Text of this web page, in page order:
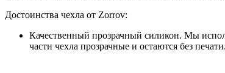
Достоинства чехла от Zorrov:
Качественный прозрачный силикон. Мы
части чехла прозрачные и остаются без печати.